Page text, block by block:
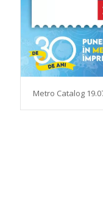
Metro Catalog